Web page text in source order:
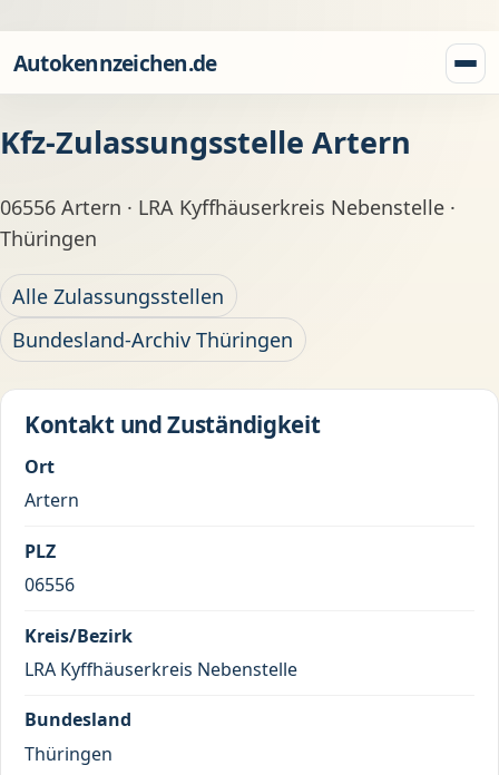
Autokennzeichen.de
Kfz-Zulassungsstelle Artern
06556 Artern · LRA Kyffhäuserkreis Nebenstelle ·
Thüringen
Alle Zulassungsstellen
Bundesland-Archiv Thüringen
Kontakt und Zuständigkeit
Ort
Artern
PLZ
06556
Kreis/Bezirk
LRA Kyffhäuserkreis Nebenstelle
Bundesland
Thüringen